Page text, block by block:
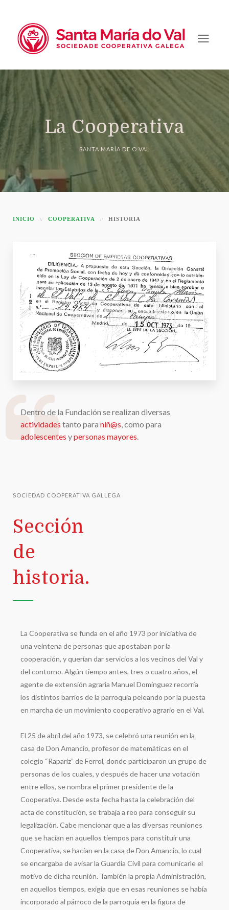
La Cooperativa
SANTA MARÍA DE O VAL
INICIO COOPERATIVA HISTORIA
Dentro de la Fundación se realizan diversas
actividades tanto para niñ@s , como para
adolescentes ypersonas mayores
SOCIEDAD COOPERATIVA GALLEGA
Sección
de
historia.
La Cooperativa se funda en el año 1973 por iniciativa de
una veintena de personas que apostaban por la
cooperación, y querían dar servicios a los vecinos del Val y
del contorno. Algún tiempo antes, tres o cuatro años, el
agente de extensión agraria Manuel Domínguez recorría
los distintos barrios de la parroquia peleando por la puesta
en marcha de un movimiento cooperativo agrario en el Val.
El 25 de abril del año 1973, se celebró una reunión en la
casa de Don Amancio, profesor de matemáticas en el
colegio “Rapariz” de Ferrol, donde participaron un grupo de
personas de los cuales, y después de hacer una votación
entre ellos, se nombra el primer presidente de la
Cooperativa. Desde esta fecha hasta la celebración del
acta de constitución, se trabaja a reo para conseguir su
legalización. Cabe mencionar que a las diversas reuniones
que se hacían en aquellos tiempos para constituir una
Cooperativa, se hacían en la casa de Don Amancio, lo cual
se encargaba de avisar la Guardia Civil para comunicarle el
motivo de dicha reunión. También la propia Administración,
en aquellos tiempos, exigía que en esas reuniones se había
incorporado al párroco de la parroquia en la figura de